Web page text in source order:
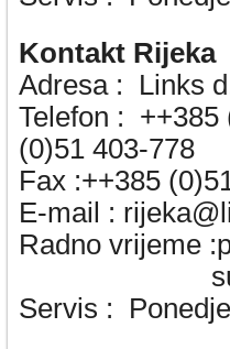
Kontakt Rijeka
Adresa :
Links
Telefon :
++385
(0)51 403-778
Fax :++385
E-mail :
Radno vrijeme
subota:
Servis :